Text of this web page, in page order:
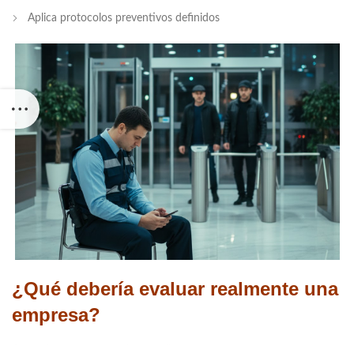
Aplica protocolos preventivos definidos
¿Qué debería evaluar realmente una
empresa?